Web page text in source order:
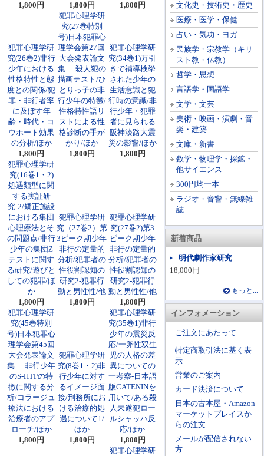
文化史・技術史・歴史
医療・医学・保健
占い・気功・ヨガ
民族学・宗教学（キリ
スト教・仏教）
哲学・思想
言語学・国語学
文学・文芸
美術・映画・演劇・音
楽・建築
文庫・新書
数学・物理学・採鉱・
他サイエンス
300円均一本
ラジオ・音響・無線雑
誌
新着商品
明代劇作家研究
18,000円
もっと...
インフォメーション
ご注文にあたって
特定商取引法に基く表
示
営業のご案内
カード決済について
日本の古本屋・Amazon
マーケットプレイスか
らの注文
メールが配信されない
方
1,800円
1,800円
1,800円
犯罪心理学研
究(26巻2)非行
少年における
性格特性と態
度との関係/犯
罪・非行者率
に及ぼす年
齢・時代・コ
ウホート効果
の分析/ほか
1,800円
犯罪心理学研
究(27巻特別
号)日本犯罪心
理学会第27回
大会発表論文
集 :殺人犯の
描画テスト/ひ
とりっ子の非
行少年の特徴/
性格特性語リ
ストによる性
格診断の手が
かり/ほか
1,800円
犯罪心理学研
究(34巻1)万引
きで補導検挙
された少年の
生活意識と犯
行時の意識/非
行少年・犯罪
者に見られる
阪神淡路大震
災の影響/ほか
1,800円
犯罪心理学研
究(16巻1・2)
処遇類型に関
する実証研
究-2/矯正施設
における集団
心理療法とそ
の問題点/非行
少年の集団Z
テストに関す
る研究/遊びと
しての犯罪/ほ
か
1,800円
犯罪心理学研
究（27巻2）第
3ピーク期少年
非行の定量的
分析/犯罪者の
性役割認知の
研究2-犯罪行
動と男性性/他
1,800円
犯罪心理学研
究(27巻2)第3
ピーク期少年
非行の定量的
分析/犯罪者の
性役割認知の
研究2-犯罪行
動と男性性/他
1,800円
犯罪心理学研
究(45巻特別
号)日本犯罪心
理学会第45回
大会発表論文
集 :非行少年
のS-HTPの特
徴に関する分
析/コラージュ
療法における
治療者のアプ
ローチ/ほか
1,800円
犯罪心理学研
究(8巻1・2)非
行少年に対す
るイメージ面
接/刑務所にお
ける治療的処
遇について1/
ほか
1,800円
犯罪心理学研
究(35巻1)非行
少年の震災反
応/一卵性双生
児の人格の差
異についての
一考察-日本語
版CATENINを
用いて/ある殺
人未遂犯ロー
ルシャッハ反
応/ほか
1,800円
犯罪心理学研